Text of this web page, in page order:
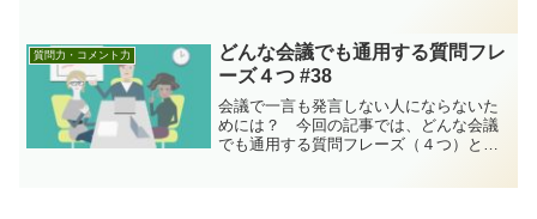
きです）。前回までのおさらい（当記事
は#8から続いています）...
質問力・コメント力
どんな会議でも通用する質問フレ
ーズ４つ #38
会議で一言も発言しない人にならないた
めには？ 今回の記事では、どんな会議
でも通用する質問フレーズ（４つ）とい